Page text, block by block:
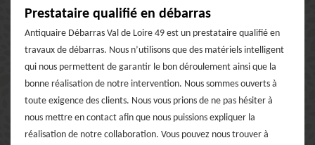
Prestataire qualifié en débarras
Antiquaire Débarras Val de Loire 49 est un prestataire qualifié en
travaux de débarras. Nous n’utilisons que des matériels intelligent
qui nous permettent de garantir le bon déroulement ainsi que la
bonne réalisation de notre intervention. Nous sommes ouverts à
toute exigence des clients. Nous vous prions de ne pas hésiter à
nous mettre en contact afin que nous puissions expliquer la
réalisation de notre collaboration. Vous pouvez nous trouver à